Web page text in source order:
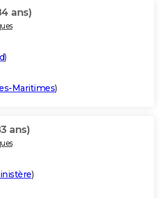
ans)
)
Maritimes)
ans)
)